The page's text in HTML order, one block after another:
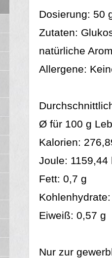
Dosierung: 50
Zutaten:
natürliche
Allergene:
Ø für 100 g
Kalorien:
Joule: 1159,44
Fett: 0,7 g
Eiweiß: 0,57 g
Nur zur